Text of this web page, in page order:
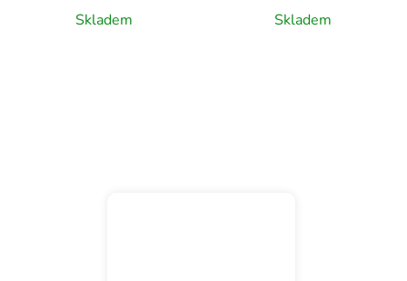
Skladem Skladem